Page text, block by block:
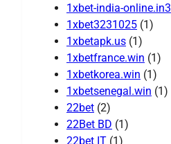
1xbet-india-online.in3
1xbet3231025 (1)
1xbetapk.us (1)
1xbetfrance.win (1)
1xbetkorea.win (1)
1xbetsenegal.win (1)
22bet (2)
22Bet BD (1)
22bet IT (1)